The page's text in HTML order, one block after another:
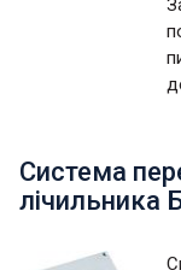
Система
лічильника